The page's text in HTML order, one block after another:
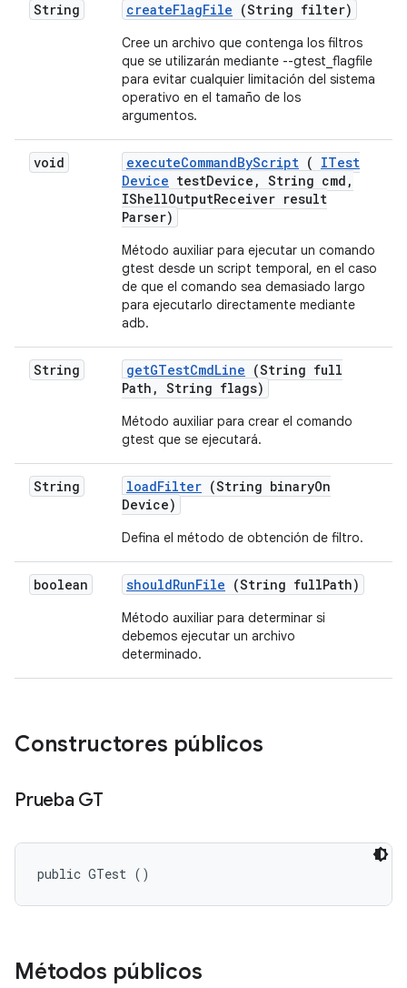
String createFlagFile (String filter)
Cree un archivo que contenga los filtros
que se utilizarán mediante --gtest_flagfile
para evitar cualquier limitación del sistema
operativo en el tamaño de los
argumentos.
void executeCommandByScript ( ITest
Device testDevice , String cmd ,
IShellOutputReceiver result
Parser)
Método auxiliar para ejecutar un comando
gtest desde un script temporal, en el caso
de que el comando sea demasiado largo
para ejecutarlo directamente mediante
adb.
String getGTestCmdLine (String full
Path , String flags)
Método auxiliar para crear el comando
gtest que se ejecutará.
String loadFilter (String binaryOn
Device)
Defina el método de obtención de filtro.
boolean shouldRunFile (String fullPath)
Método auxiliar para determinar si
debemos ejecutar un archivo
determinado.
Constructores públicos
Prueba GT
public GTest ()
Métodos públicos